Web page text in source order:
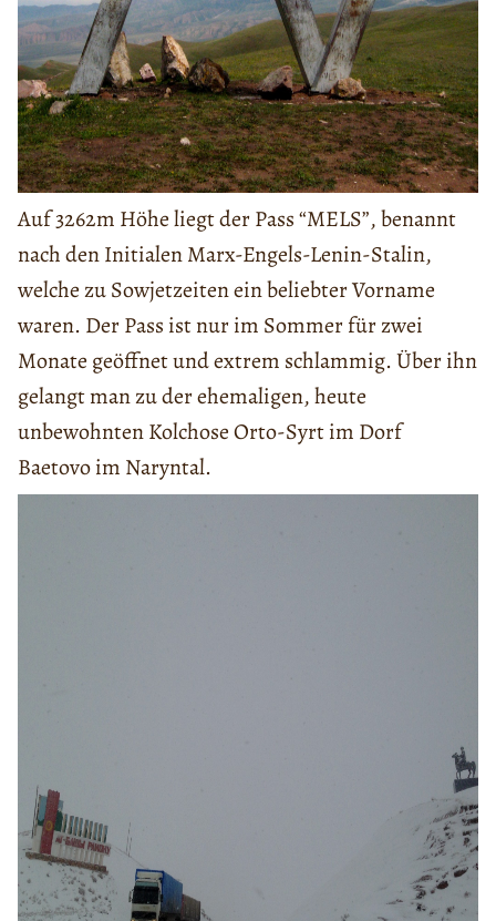
Auf 3262m Höhe liegt der Pass “MELS”, benannt
nach den Initialen Marx-Engels-Lenin-Stalin,
welche zu Sowjetzeiten ein beliebter Vorname
waren. Der Pass ist nur im Sommer für zwei
Monate geöffnet und extrem schlammig. Über ihn
gelangt man zu der ehemaligen, heute
unbewohnten Kolchose Orto-Syrt im Dorf
Baetovo im Naryntal.